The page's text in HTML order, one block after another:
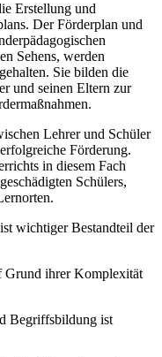
Erstellung und
Der Förderplan und
Sehens, werden
Sie bilden die
und seinen Eltern zur
Lehrer und Schüler
Förderung.
in diesem Fach
Schülers,
wichtiger Bestandteil der
Grund ihrer Komplexität
Begriffsbildung ist